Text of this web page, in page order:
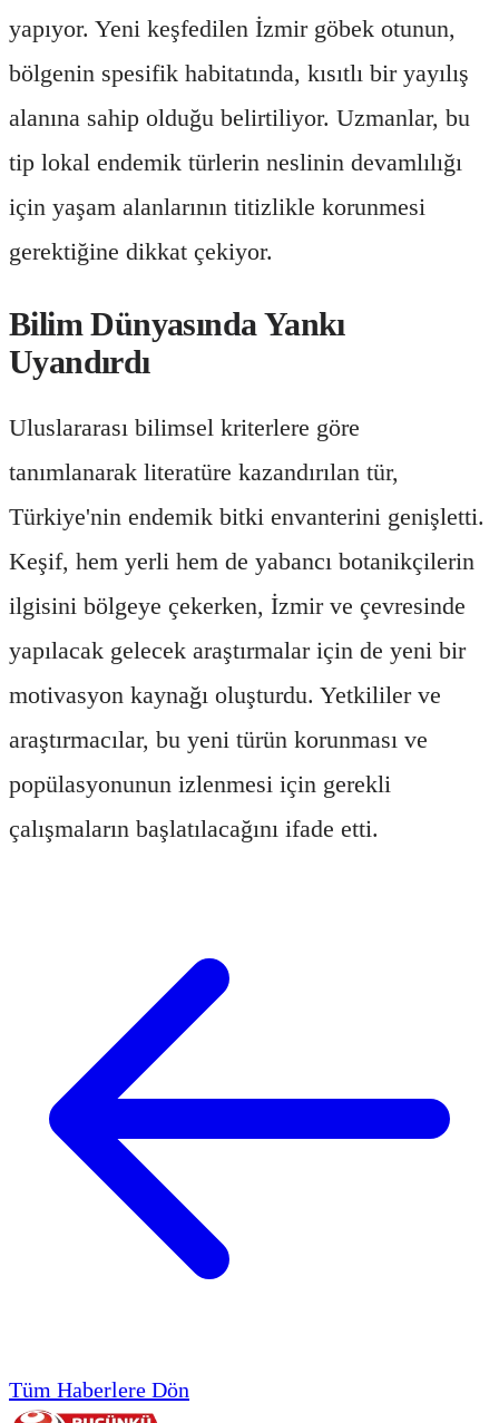
yapıyor. Yeni keşfedilen İzmir göbek otunun,
bölgenin spesifik habitatında, kısıtlı bir yayılış
alanına sahip olduğu belirtiliyor. Uzmanlar, bu
tip lokal endemik türlerin neslinin devamlılığı
için yaşam alanlarının titizlikle korunmesi
gerektiğine dikkat çekiyor.
Bilim Dünyasında Yankı
Uyandırdı
Uluslararası bilimsel kriterlere göre
tanımlanarak literatüre kazandırılan tür,
Türkiye'nin endemik bitki envanterini genişletti.
Keşif, hem yerli hem de yabancı botanikçilerin
ilgisini bölgeye çekerken, İzmir ve çevresinde
yapılacak gelecek araştırmalar için de yeni bir
motivasyon kaynağı oluşturdu. Yetkililer ve
araştırmacılar, bu yeni türün korunması ve
popülasyonunun izlenmesi için gerekli
çalışmaların başlatılacağını ifade etti.
Tüm Haberlere Dön